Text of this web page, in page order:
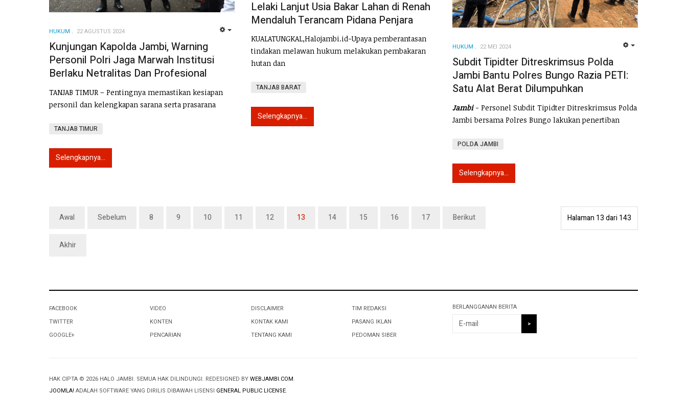
HUKUM 22 AGUSTUS 2024
Kunjungan Kapolda Jambi, Warning
Personil Polri Jaga Marwah Institusi
Berlaku Netralitas Dan Profesional
TANJAB TIMUR – Pentingnya memastikan kesiapan
personil dan kelengkapan sarana serta prasarana
TANJAB TIMUR
Selengkapnya...
Lelaki Lanjut Usia Bakar Lahan di Renah
Mendaluh Terancam Pidana Penjara
KUALATUNGKAL,Halojambi.id-Upaya pemberantasan
tindakan melawan hukum melakukan pembakaran
hutan dan
TANJAB BARAT
Selengkapnya...
HUKUM 22 MEI 2024
Subdit Tipidter Ditreskrimsus Polda
Jambi Bantu Polres Bungo Razia PETI:
Satu Alat Berat Dilumpuhkan
Jambi- Personel Subdit Tipidter Ditreskrimsus Polda
Jambi bersama Polres Bungo lakukan penertiban
POLDA JAMBI
Selengkapnya...
Halaman 13 dari 143
Awal Sebelum 8 9 10 11 12 13 14 15 16 17 Berikut
Akhir
FACEBOOK
TWITTER
GOOGLE+
VIDEO
KONTEN
PENCARIAN
DISCLAIMER
KONTAK KAMI
TENTANG KAMI
TIM REDAKSI
PASANG IKLAN
PEDOMAN SIBER
BERLANGGANAN BERITA
HAK CIPTA © 2026 HALO JAMBI. SEMUA HAK DILINDUNGI. REDESIGNED BYWEBJAMBI.COM.
JOOMLA! ADALAH SOFTWARE YANG DIRILIS DIBAWAH LISENSI GENERAL PUBLIC LICENSE.